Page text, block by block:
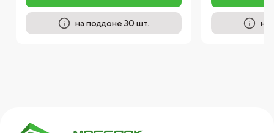
на поддоне 30 шт. на